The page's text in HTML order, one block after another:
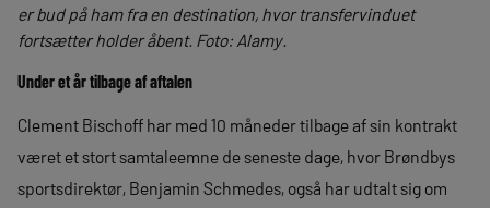
er bud på ham fra en destination, hvor transfervinduet
fortsætter holder åbent. Foto: Alamy.
Under et år tilbage af aftalen
Clement Bischoff har med 10 måneder tilbage af sin kontrakt
været et stort samtaleemne de seneste dage, hvor Brøndbys
sportsdirektør, Benjamin Schmedes, også har udtalt sig om